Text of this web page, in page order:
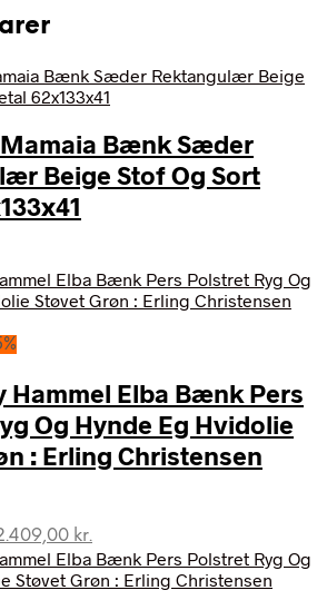
Bænk Sæder
Beige Stof Og Sort
Hammel Elba Bænk Pers
Og Hynde Eg Hvidolie
: Erling Christensen
kr.
aktuelle
pris